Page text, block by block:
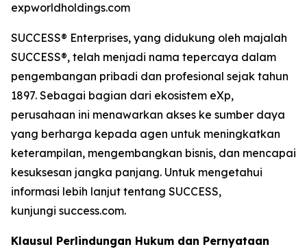
expworldholdings.com
SUCCESS® Enterprises, yang didukung oleh majalah
SUCCESS®, telah menjadi nama tepercaya dalam
pengembangan pribadi dan profesional sejak tahun
1897. Sebagai bagian dari ekosistem eXp,
perusahaan ini menawarkan akses ke sumber daya
yang berharga kepada agen untuk meningkatkan
keterampilan, mengembangkan bisnis, dan mencapai
kesuksesan jangka panjang. Untuk mengetahui
informasi lebih lanjut tentang SUCCESS,
kunjungi success.com.
Klausul Perlindungan Hukum dan Pernyataan